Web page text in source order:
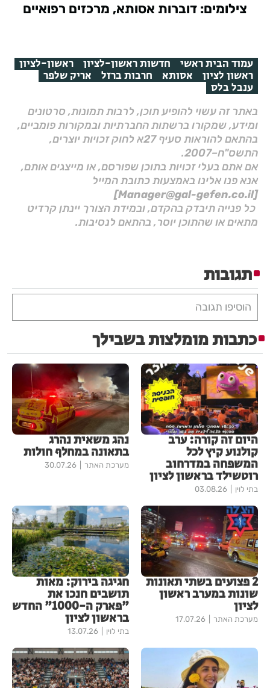
צילומים: דוברות אסותא, מרכזים רפואיים
עמוד הבית ראשי חדשות ראשון-לציון ראשון-לציון
ראשון לציון אסותא חרבות ברזל אריק שלפר
ענבל בלס
באתר זה עשוי להופיע תוכן, לרבות תמונות, סרטונים
ומידע, שמקורו ברשתות החברתיות ובמקורות פומביים,
בהתאם להוראות סעיף 27א לחוק זכויות יוצרים,
התשס"ח–2007.
אם אתם בעלי זכויות בתוכן שפורסם, או מייצגים אותם,
אנא פנו אלינו באמצעות כתובת המייל
[Manager@gal-gefen.co.il]
כל פנייה תיבדק בהקדם, ובמידת הצורך יינתן קרדיט
מתאים או שהתוכן יוסר, בהתאם לנסיבות.
תגובות
הוסיפו תגובה
כתבות מומלצות בשבילך
היום זה קורה: ערב
קולנוע קיץ לכל
המשפחה במדרחוב
רוטשילד בראשון לציון
בתי לוין 03.08.26
נהג משאית נהרג
בתאונה במחלף חולות
מערכת האתר 30.07.26
2 פצועים בשתי תאונות
שונות במערב ראשון
לציון
מערכת האתר 17.07.26
חגיגה בירוק: מאות
תושבים חנכו את
"פארק ה-1000" החדש
בראשון לציון
בתי לוין 13.07.26